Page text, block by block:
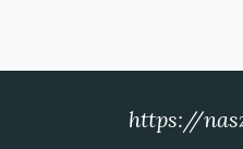
https://